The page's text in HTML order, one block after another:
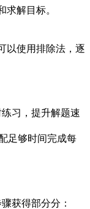
求解目标。
以使用排除法，逐
习，提升解题速
足够时间完成每
获得部分分：